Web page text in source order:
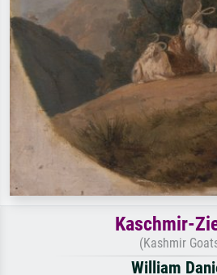
Kaschmir-
(Kashmir
William